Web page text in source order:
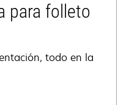
para folleto
todo en la